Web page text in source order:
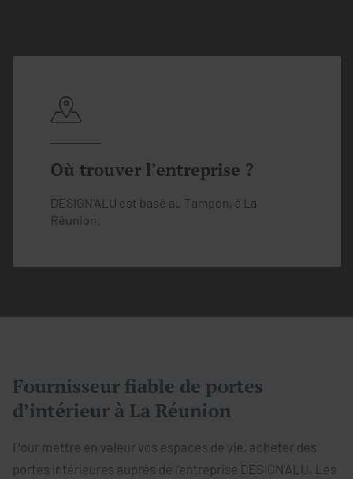
Où trouver l’entreprise ?
DESIGN’ALU est basé au Tampon, à La
Réunion.
Fournisseur fiable de portes
d’intérieur à La Réunion
Pour mettre en valeur vos espaces de vie, acheter des
portes intérieures auprès de l’entreprise DESIGN’ALU. Les